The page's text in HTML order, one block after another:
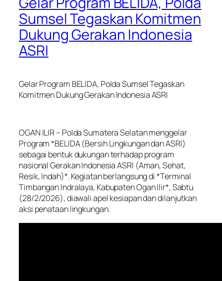
Sumsel Tegaskan Komitmen
Dukung Gerakan Indonesia
ASRI
Gelar Program BELIDA, Polda Sumsel Tegaskan
Komitmen Dukung Gerakan Indonesia ASRI
OGAN ILIR – Polda Sumatera Selatan menggelar
Program *BELIDA (Bersih Lingkungan dan ASRI)
sebagai bentuk dukungan terhadap program
nasional Gerakan Indonesia ASRI (Aman, Sehat,
Resik, Indah)*. Kegiatan berlangsung di *Terminal
Timbangan Indralaya, Kabupaten Ogan Ilir*, Sabtu
(28/2/2026), diawali apel kesiapan dan dilanjutkan
aksi penataan lingkungan.